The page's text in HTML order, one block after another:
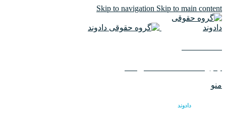
Skip to navigation Skip to main content
منو
دادوند